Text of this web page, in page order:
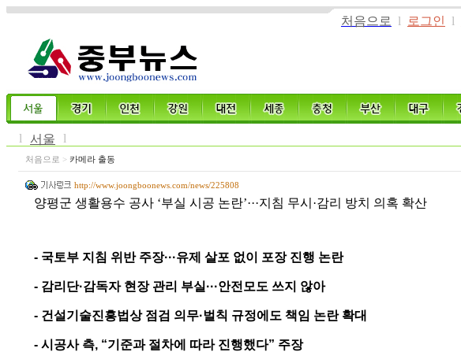
처음으로 l 로그인 l
l 서울 l
처음으로 > 카메라 출동
http://www.joongboonews.com/news/225808
양평군 생활용수 공사 ‘부실 시공 논란’···지침 무시·감리 방치 의혹 확산
- 국토부 지침 위반 주장···유제 살포 없이 포장 진행 논란
- 감리단·감독자 현장 관리 부실 ···안전모도 쓰지 않아
- 건설기술진흥법상 점검 의무·벌칙 규정에도 책임 논란 확대
- 시공사 측, “기준과 절차에 따라 진행했다” 주장